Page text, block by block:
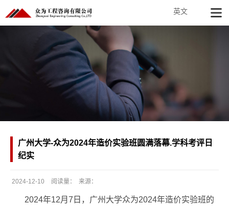
英文
广州大学-众为2024年造价实验班圆满落幕.学科考评日
纪实
2024-12-10 阅读量： 来源：
2024年12月7日，广州大学众为2024年造价实验班的